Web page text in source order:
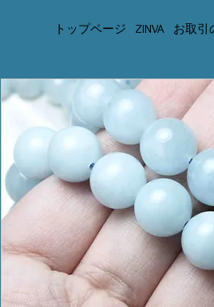
トップページ ZINVA お取引